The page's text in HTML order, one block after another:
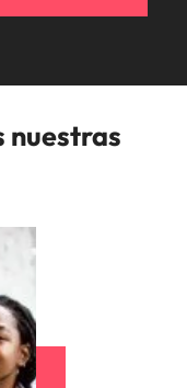
nuestras